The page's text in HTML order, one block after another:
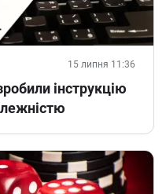
15 липня 11:36
інструкцію